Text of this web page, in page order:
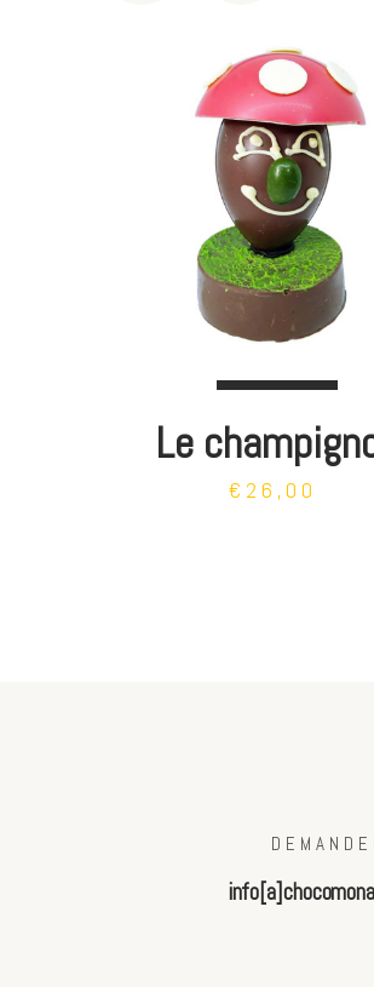
Le
€26,00